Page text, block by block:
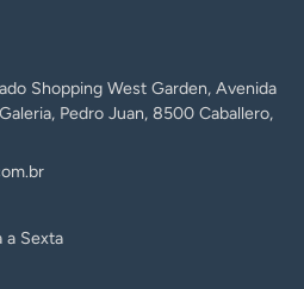
Shopping West Garden, Avenida
Pedro Juan, 8500 Caballero,
Sexta